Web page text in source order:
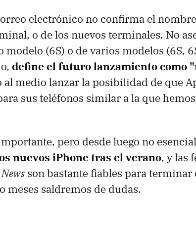
electrónico no confirma el
o de los nuevos terminales. No
(6S) o de varios modelos (6S,
define el futuro lanzamiento como
medio lanzar la posibilidad de que
sus teléfonos similar a la que
pero desde luego no
nuevos iPhone tras el verano, y las
son bastante fiables para terminar
meses saldremos de dudas.